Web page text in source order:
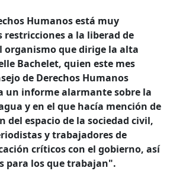
Humanos está muy
restricciones a la liberad de
organismo que dirige la alta
Bachelet, quien este mes
de Derechos Humanos
un informe alarmante sobre la
y en el que hacía mención de
del espacio de la sociedad civil,
y trabajadores de
críticos con el gobierno, así
para los que trabajan".